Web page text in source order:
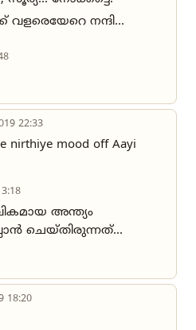
നന്ദി...
22:33
nirthiye mood off Aayi
അന്ത്യം
ചെയ്തിരുന്നത്...
18:20